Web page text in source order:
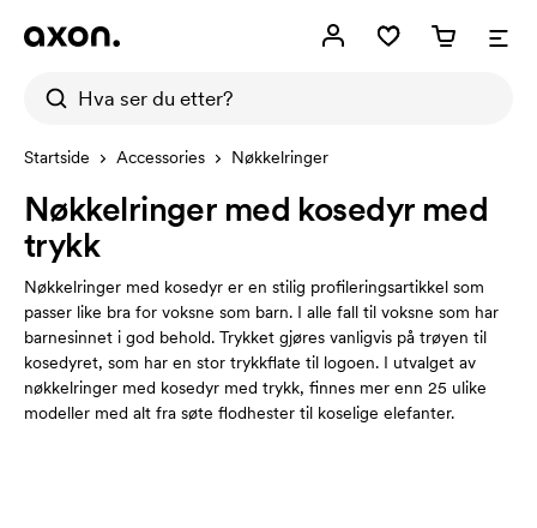
Startside Accessories Nøkkelringer
Nøkkelringer med kosedyr med
trykk
Nøkkelringer med kosedyr er en stilig profileringsartikkel som
passer like bra for voksne som barn. I alle fall til voksne som har
barnesinnet i god behold. Trykket gjøres vanligvis på trøyen til
kosedyret, som har en stor trykkflate til logoen. I utvalget av
nøkkelringer med kosedyr med trykk, finnes mer enn 25 ulike
modeller med alt fra søte flodhester til koselige elefanter.